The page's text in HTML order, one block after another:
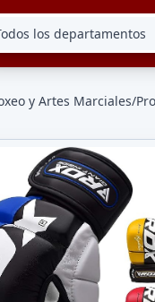
y Artes Marciales/